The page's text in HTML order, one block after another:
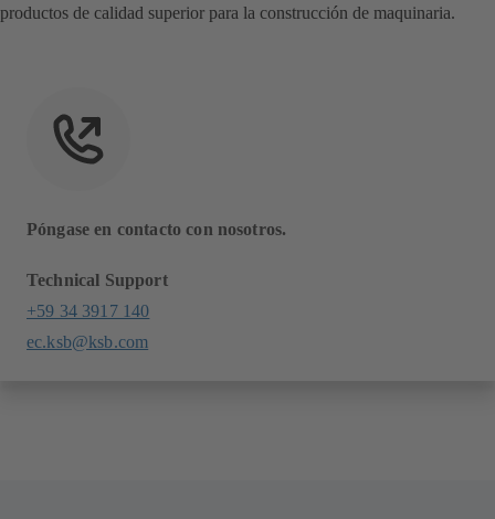
productos de calidad superior para la construcción de maquinaria.
Póngase en contacto con nosotros.
Technical Support
+59 34 3917 140
ec.ksb@ksb.com